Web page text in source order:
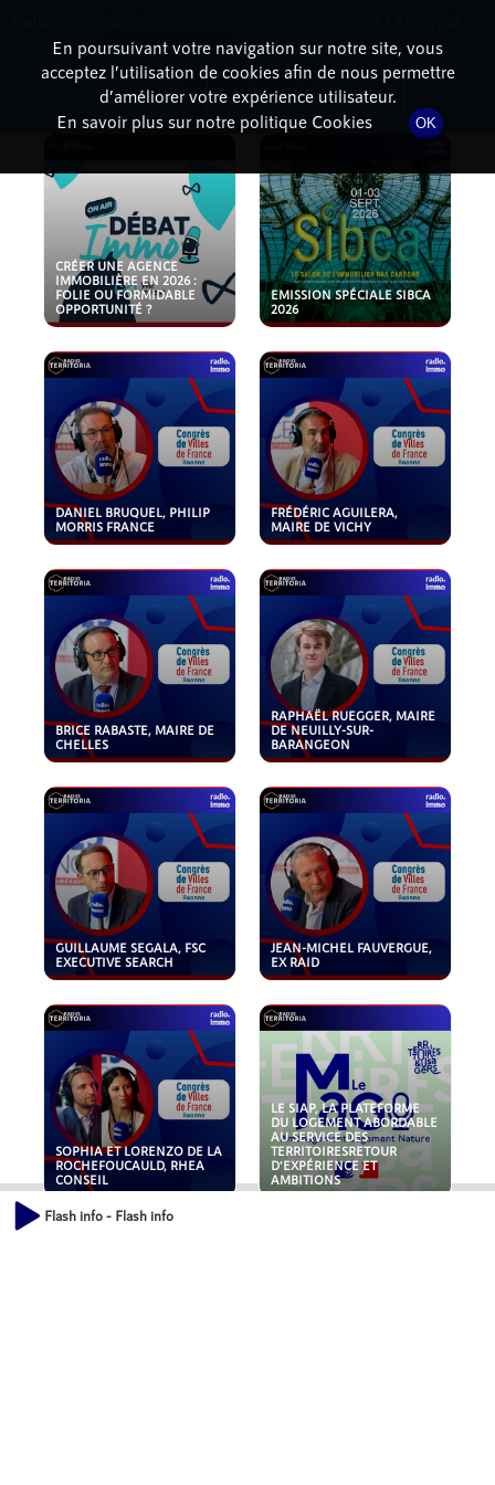
PODCASTS
CRÉER UNE AGENCE
IMMOBILIÈRE EN 2026 :
FOLIE OU FORMIDABLE
OPPORTUNITÉ ?
EMISSION SPÉCIALE SIBCA
2026
DANIEL BRUQUEL, PHILIP
MORRIS FRANCE
FRÉDÉRIC AGUILERA,
MAIRE DE VICHY
BRICE RABASTE, MAIRE DE
CHELLES
RAPHAËL RUEGGER, MAIRE
DE NEUILLY-SUR-
BARANGEON
GUILLAUME SEGALA, FSC
EXECUTIVE SEARCH
JEAN-MICHEL FAUVERGUE,
EX RAID
SOPHIA ET LORENZO DE LA
ROCHEFOUCAULD, RHEA
CONSEIL
LE SIAP, LA PLATEFORME
DU LOGEMENT ABORDABLE
AU SERVICE DES
TERRITOIRESRETOUR
D'EXPÉRIENCE ET
AMBITIONS
Flash info - Flash info
En poursuivant votre navigation sur notre site, vous
acceptez l’utilisation de cookies afin de nous permettre
d’améliorer votre expérience utilisateur.
En savoir plus sur notre politique Cookies
OK
dessous pour l'installer.
Non merci Télécharger l'application